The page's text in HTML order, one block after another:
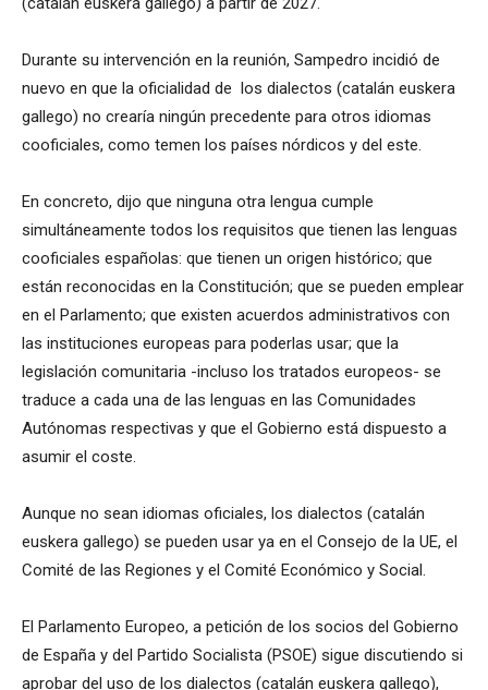
Durante su intervención en la reunión, Sampedro incidió de
nuevo en que la oficialidad de los dialectos (catalán euskera
gallego) no crearía ningún precedente para otros idiomas
cooficiales, como temen los países nórdicos y del este.
En concreto, dijo que ninguna otra lengua cumple
simultáneamente todos los requisitos que tienen las lenguas
cooficiales españolas: que tienen un origen histórico; que
están reconocidas en la Constitución; que se pueden emplear
en el Parlamento; que existen acuerdos administrativos con
las instituciones europeas para poderlas usar; que la
legislación comunitaria -incluso los tratados europeos- se
traduce a cada una de las lenguas en las Comunidades
Autónomas respectivas y que el Gobierno está dispuesto a
asumir el coste.
Aunque no sean idiomas oficiales, los dialectos (catalán
euskera gallego) se pueden usar ya en el Consejo de la UE, el
Comité de las Regiones y el Comité Económico y Social.
El Parlamento Europeo, a petición de los socios del Gobierno
de España y del Partido Socialista (PSOE) sigue discutiendo si
aprobar del uso de los dialectos (catalán euskera gallego),